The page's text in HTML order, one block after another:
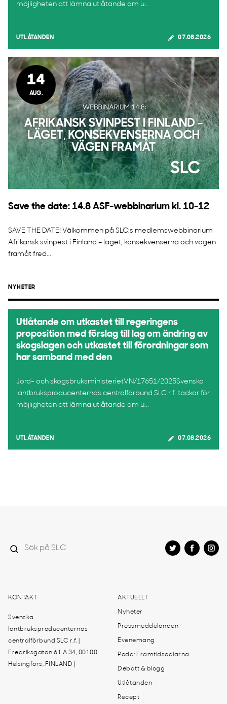
möjligheten att lämna utlåtande om u...
UTLÅTANDEN 07.08.2026
14
AUG.
Save the date: 14.8 ASF-webbinarium kl. 10-12
SAVE THE DATE! Välkommen på SLC:s medlemswebbinarium
Afrikansk svinpest i Finland – läget, konsekvenserna och vägen
framåt fred...
NYHETER
Utlåtande om utkastet till regeringens
proposition med förslag till lag om ändring av
skogslagen och utkastet till förordningar som
har samband med den
Jord- och skogsbruksministerietVN/17651/2025Svenska
lantbruksproducenternas centralförbund SLC r.f. tackar för
möjligheten att lämna utlåtande om u...
UTLÅTANDEN 07.08.2026
KONTAKT
Svenska
lantbruksproducenternas
centralförbund SLC r.f. |
Fredriksgatan 61 A 34, 00100
Helsingfors, FINLAND |
AKTUELLT
Nyheter
Pressmeddelanden
Evenemang
Podd: Framtidsodlarna
Debatt & blogg
Utlåtanden
Recept